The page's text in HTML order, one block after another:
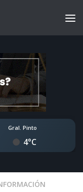
Gral. Pinto
4°C